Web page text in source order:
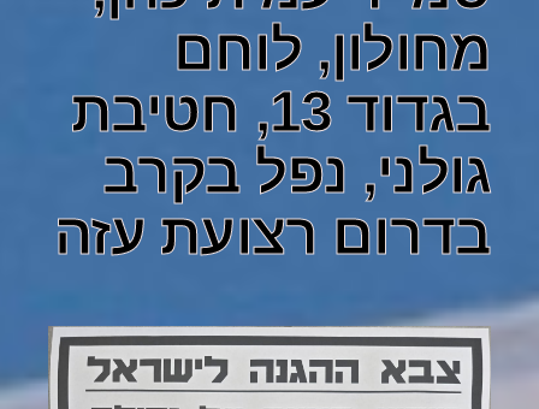
מחולון, לוחם
בגדוד 13, חטיבת
גולני, נפל בקרב
בדרום רצועת עזה